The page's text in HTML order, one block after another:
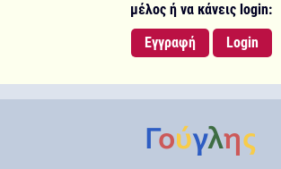
μέλος ή να κάνεις login:
Εγγραφή
Login